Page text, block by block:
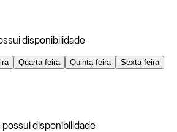
disponibilidade
Quarta-feira Quinta-feira
Sexta-feira
disponibilidade